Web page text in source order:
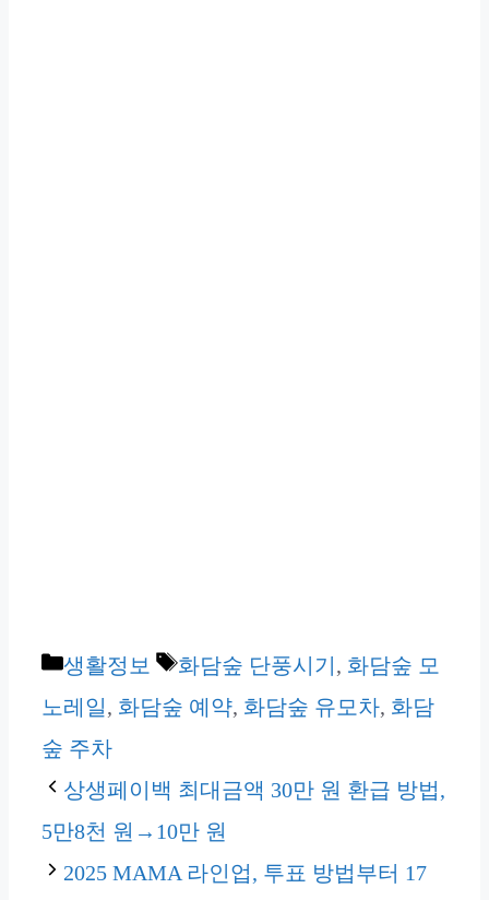
카
테
고
리
생활정보
태
그
화담숲 단풍시기 , 화담숲 모
노레일, 화담숲 예약, 화담숲 유모차, 화담
숲 주차
상생페이백 최대금액 30만 원 환급 방법,
5만8천 원→10만 원
2025 MAMA 라인업, 투표 방법부터 17